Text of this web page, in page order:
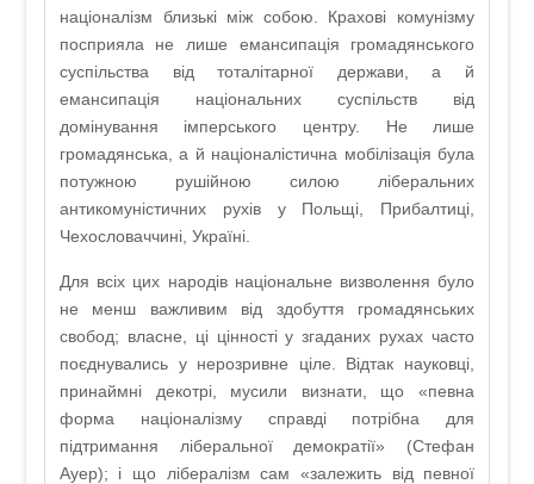
націоналізм близькі між собою. Крахові комунізму
посприяла не лише емансипація громадянського
суспільства від тоталітарної держави, а й
емансипація національних суспільств від
домінування імперського центру. Не лише
громадянська, а й націоналістична мобілізація була
потужною рушійною силою ліберальних
антикомуністичних рухів у Польщі, Прибалтиці,
Чехословаччині, Україні.
Для всіх цих народів національне визволення було
не менш важливим від здобуття громадянських
свобод; власне, ці цінності у згаданих рухах часто
поєднувались у нерозривне ціле. Відтак науковці,
принаймні декотрі, мусили визнати, що «певна
форма націоналізму справді потрібна для
підтримання ліберальної демократії» (Стефан
Ауер); і що лібералізм сам «залежить від певної